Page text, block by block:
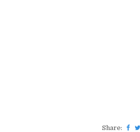
Share: